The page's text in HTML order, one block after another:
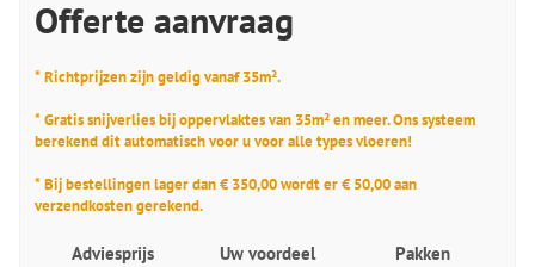
Offerte aanvraag
* Richtprijzen zijn geldig vanaf 35m².
* Gratis snijverlies bij oppervlaktes van 35m² en meer. Ons systeem
berekend dit automatisch voor u voor alle types vloeren!
* Bij bestellingen lager dan € 350,00 wordt er € 50,00 aan
verzendkosten gerekend.
Adviesprijs Uw voordeel Pakken